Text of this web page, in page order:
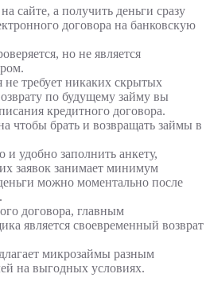
сайте, а получить деньги сразу
договора на банковскую
но не является
требует никаких скрытых
по будущему займу вы
кредитного договора.
чтобы брать и возвращать займы в
и удобно заполнить анкету,
заявок занимает минимум
можно моментально после
договора, главным
является своевременный возврат
микрозаймы разным
на выгодных условиях.